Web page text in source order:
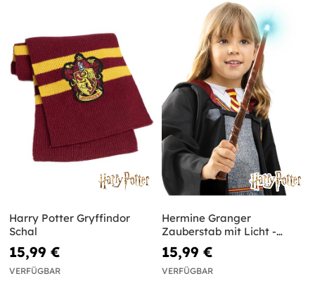
Harry Potter Gryffindor
Schal
15,99 €
VERFÜGBAR
Hermine Granger
Zauberstab mit Licht -
Harry Potter
15,99 €
VERFÜGBAR